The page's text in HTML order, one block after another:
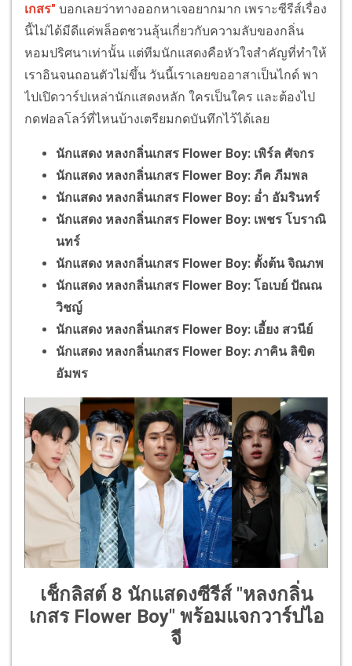
เกสร" บอกเลยว่าทางออกหาเจอยากมาก เพราะซีรีส์เรื่อง
นี้ไม่ได้มีดีแค่พล็อตชวนลุ้นเกี่ยวกับความลับของกลิ่น
หอมปริศนาเท่านั้น แต่ทีมนักแสดงคือหัวใจสำคัญที่ทำให้
เราอินจนถอนตัวไม่ขึ้น วันนี้เราเลยขออาสาเป็นไกด์ พา
ไปเปิดวาร์ปเหล่านักแสดงหลัก ใครเป็นใคร และต้องไป
กดฟอลโลว์ที่ไหนบ้างเตรียมกดบันทึกไว้ได้เลย
นักแสดง หลงกลิ่นเกสร Flower Boy: เพิร์ล ศัจกร
นักแสดง หลงกลิ่นเกสร Flower Boy: ภีค ภีมพล
นักแสดง หลงกลิ่นเกสร Flower Boy: อ่ำ อัมรินทร์
นักแสดง หลงกลิ่นเกสร Flower Boy: เพชร โบราณิ
นทร์
นักแสดง หลงกลิ่นเกสร Flower Boy: ตั้งต้น จิณภพ
นักแสดง หลงกลิ่นเกสร Flower Boy: โอเบย์ ปัณณ
วิชญ์
นักแสดง หลงกลิ่นเกสร Flower Boy: เอี้ยง สวนีย์
นักแสดง หลงกลิ่นเกสร Flower Boy: ภาคิน ลิขิต
อัมพร
เช็กลิสต์ 8 นักแสดงซีรีส์ "หลงกลิ่น
เกสร Flower Boy" พร้อมแจกวาร์ปไอ
จี